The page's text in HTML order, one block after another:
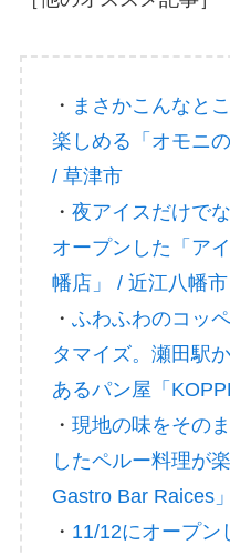
・ まさかこんなと
楽しめる「オモニ
/ 草津市
・ 夜アイスだけで
オープンした「ア
幡店」 / 近江八幡市
・ ふわふわのコッ
タマイズ。瀬田駅
あるパン屋「
・ 現地の味をその
したペルー料理が
Gastro Bar Raices
・ 11/12にオープン